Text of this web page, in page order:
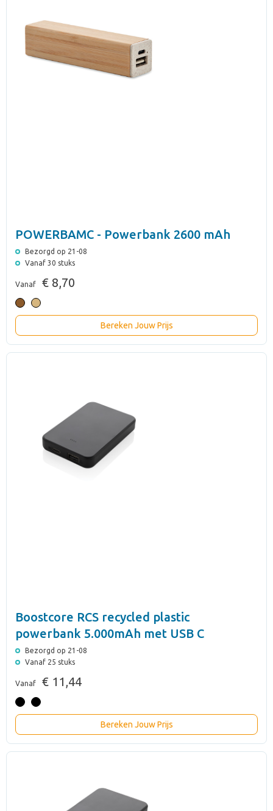
POWERBAMC - Powerbank 2600 mAh
Bezorgd op 21-08
Vanaf 30 stuks
Vanaf € 8,70
Bereken Jouw Prijs
Boostcore RCS recycled plastic
powerbank 5.000mAh met USB C
Bezorgd op 21-08
Vanaf 25 stuks
Vanaf € 11,44
Bereken Jouw Prijs